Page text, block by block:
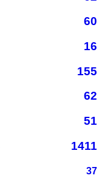
60
16
155
62
51
1411
37